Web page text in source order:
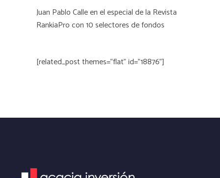
Juan Pablo Calle en el especial de la Revista
RankiaPro con 10 selectores de fondos
[related_post themes="flat" id="18876"]